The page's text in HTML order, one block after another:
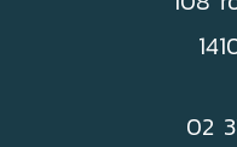
02